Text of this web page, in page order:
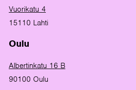
Vuorikatu 4
15110 Lahti
Oulu
Albertinkatu 16 B
90100 Oulu